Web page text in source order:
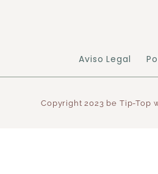
Aviso Legal
Copyright 2023 be Tip-Top